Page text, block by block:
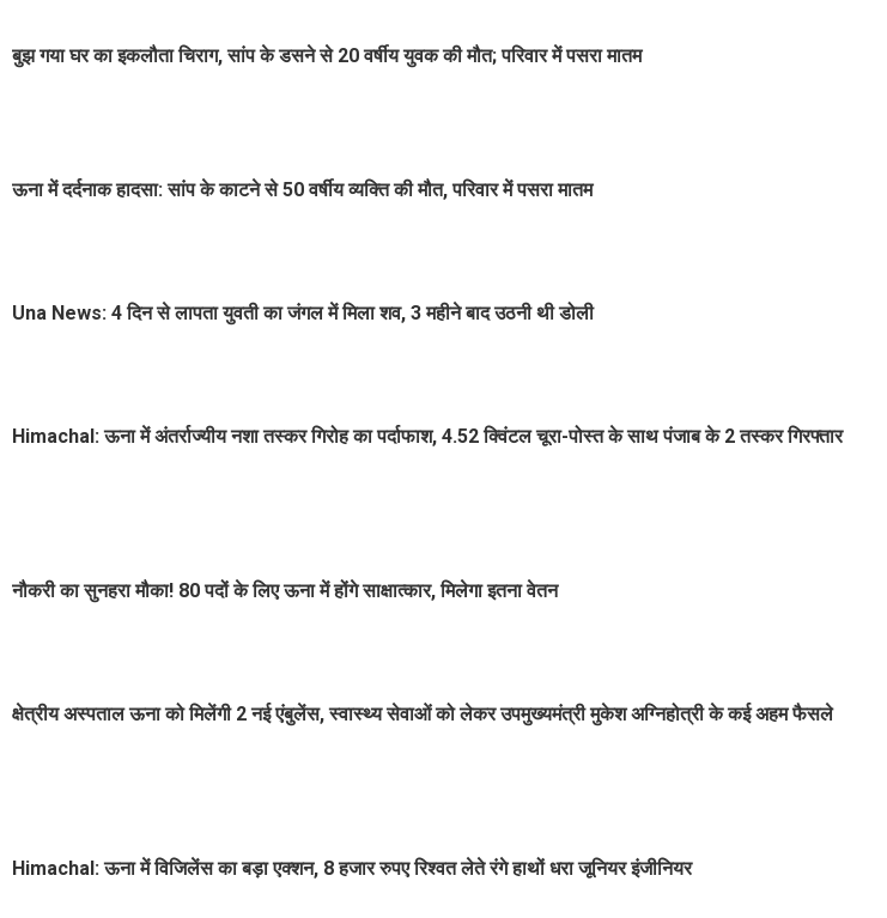
बुझ गया घर का इकलौता चिराग, सांप के डसने से 20 वर्षीय युवक की मौत; परिवार में पसरा मातम
ऊना में दर्दनाक हादसा: सांप के काटने से 50 वर्षीय व्यक्ति की मौत, परिवार में पसरा मातम
Una News: 4 दिन से लापता युवती का जंगल में मिला शव, 3 महीने बाद उठनी थी डोली
Himachal: ऊना में अंतर्राज्यीय नशा तस्कर गिरोह का पर्दाफाश, 4.52 क्विंटल चूरा-पोस्त के साथ पंजाब के 2 तस्कर गिरफ्तार
नौकरी का सुनहरा मौका! 80 पदों के लिए ऊना में होंगे साक्षात्कार, मिलेगा इतना वेतन
क्षेत्रीय अस्पताल ऊना को मिलेंगी 2 नई एंबुलेंस, स्वास्थ्य सेवाओं को लेकर उपमुख्यमंत्री मुकेश अग्निहोत्री के कई अहम फैसले
Himachal: ऊना में विजिलेंस का बड़ा एक्शन, 8 हजार रुपए रिश्वत लेते रंगे हाथों धरा जूनियर इंजीनियर